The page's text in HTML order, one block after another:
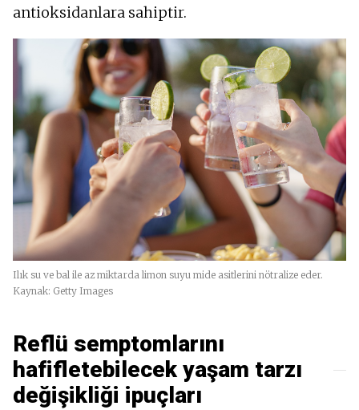
antioksidanlara sahiptir.
Ilık su ve bal ile az miktarda limon suyu mide asitlerini nötralize eder.
Kaynak: Getty Images
Reflü semptomlarını
hafifletebilecek yaşam tarzı
değişikliği ipuçları